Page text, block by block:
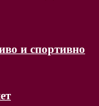
и спортивно